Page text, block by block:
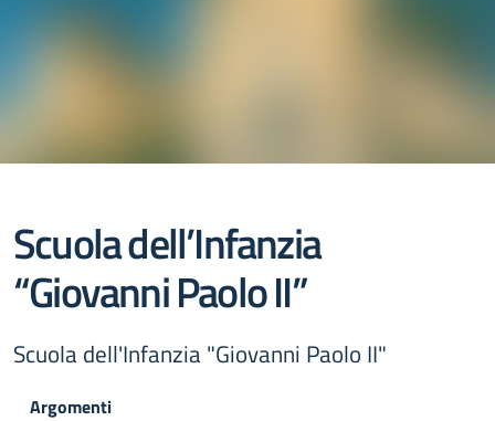
Scuola dell’Infanzia
“Giovanni Paolo II”
Scuola dell'Infanzia "Giovanni Paolo II"
Argomenti